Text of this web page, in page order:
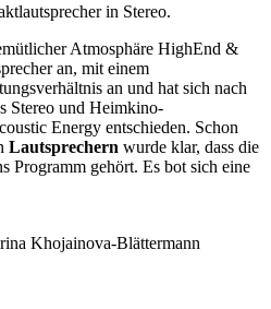
in Stereo.
Atmosphäre HighEnd &
an, mit einem
an und hat sich nach
Stereo und Heimkino-
Energy entschieden. Schon
Lautsprechern wurde klar, dass die
Programm gehört. Es bot sich eine
Khojainova-Blättermann